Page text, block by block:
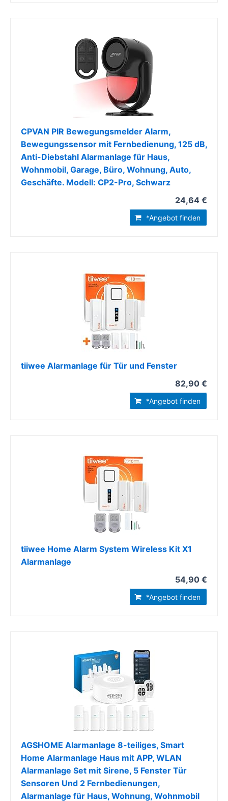
CPVAN PIR Bewegungsmelder Alarm,
Bewegungssensor mit Fernbedienung, 125 dB,
Anti-Diebstahl Alarmanlage für Haus,
Wohnmobil, Garage, Büro, Wohnung, Auto,
Geschäfte. Modell: CP2-Pro, Schwarz
24,64 €
*Angebot finden
tiiwee Alarmanlage für Tür und Fenster
82,90 €
*Angebot finden
tiiwee Home Alarm System Wireless Kit X1
Alarmanlage
54,90 €
*Angebot finden
AGSHOME Alarmanlage 8-teiliges, Smart
Home Alarmanlage Haus mit APP, WLAN
Alarmanlage Set mit Sirene, 5 Fenster Tür
Sensoren Und 2 Fernbedienungen,
Alarmanlage für Haus, Wohnung, Wohnmobil